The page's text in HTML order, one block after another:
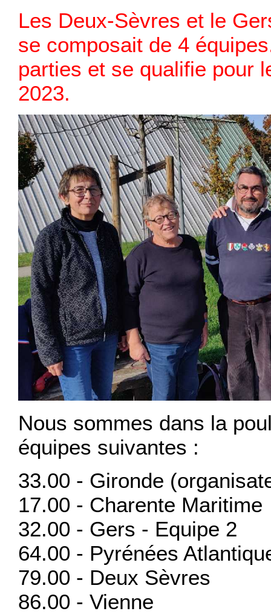
Les Deux-Sèvres et le
se composait de 4
parties et se qualifie pour
2023.
Nous sommes dans la
équipes suivantes :
33.00 - Gironde
17.00 - Charente Maritime
32.00 - Gers - Equipe 2
64.00 - Pyrénées
79.00 - Deux Sèvres
86.00 - Vienne